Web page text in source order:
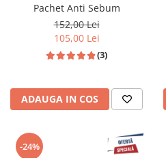
Pachet Anti Sebum
152,00 Lei
105,00 Lei
(3)
ADAUGA IN COS
-24%